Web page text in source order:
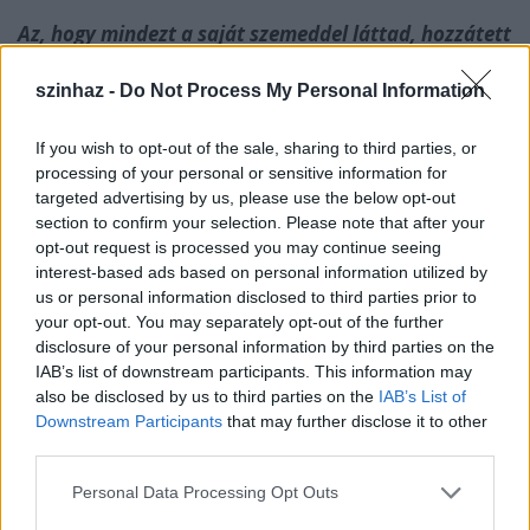
szinhaz - Do Not Process My Personal Information
If you wish to opt-out of the sale, sharing to third parties, or
processing of your personal or sensitive information for
targeted advertising by us, please use the below opt-out
section to confirm your selection. Please note that after your
opt-out request is processed you may continue seeing
interest-based ads based on personal information utilized by
us or personal information disclosed to third parties prior to
your opt-out. You may separately opt-out of the further
disclosure of your personal information by third parties on the
IAB’s list of downstream participants. This information may
also be disclosed by us to third parties on the IAB’s List of
Downstream Participants that may further disclose it to other
Please note that this website/app uses one or more Google
Personal Data Processing Opt Outs
Az, hogy mindezt a saját szemeddel láttad, hozzátett
magadból azokat az érzelmeket, amelyeket
Tenki Réka: Úgy fogalmaznék, hogy szélesebbre
tárult előttem a perspektíva. Amikor először
olvastam fel a monodrámát, az Egerről szóló
részeknél elkezdtem magam előtt látni az intézet
képeit, de most már nem csak a képzeletemre
hagyatkozom, hanem kaptam egy szeletet a
valóságból. Biztos, hogy akár ösztönösen is minden
beépült az előadásba. Az is, amiről Évával
beszélgettem út közben az autóban. Nem mint
konkrét színészi eszközök kerültek be a szerep
megformálásába, hanem mint a lelkemben valahol
érzékeny ember és érzékeny színész, akkor minden